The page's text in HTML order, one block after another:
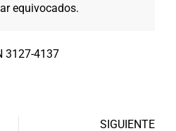
equivocados.
3127-4137
SIGUIENTE